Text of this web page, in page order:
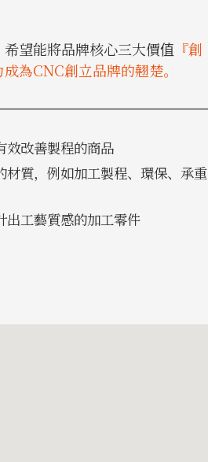
希望能將品牌核心三大價值 『創
為CNC創立品牌的翹楚。
效改善製程的商品
質，例如加工製程、環保、承重
出工藝質感的加工零件